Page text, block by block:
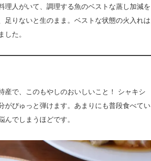
理人がいて、調理する魚のベストな蒸し加減を
足りないと生のまま。ベストな状態の火入れは
た。
産で、このもやしのおいしいこと！ シャキシ
がぴゅっと弾けます。あまりにも普段食べてい
でしまうほどです。